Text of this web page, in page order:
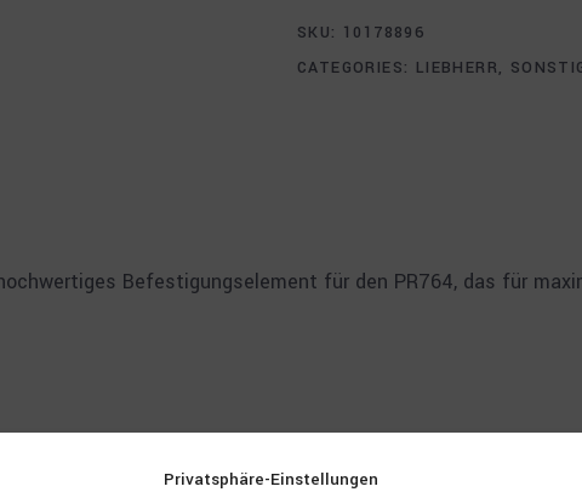
Privatsphäre-Einstellungen
SKU: 10178896
CATEGORIES: LIEBHERR,
Befestigungselement für den PR764, das für
Händler. Alle Markennamen und Teilenummern dienen nur